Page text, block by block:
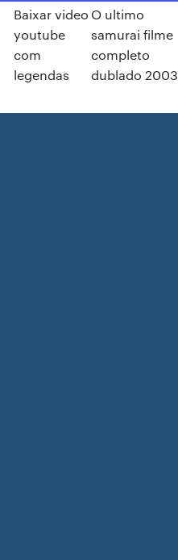
Baixar video
youtube
com
legendas
O ultimo
samurai filme
completo
dublado 2003